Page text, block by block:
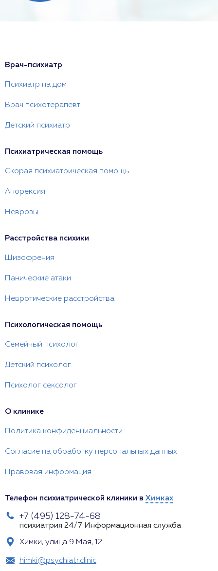
Врач-психиатр
Психиатр на дом
Врач психотерапевт
Детский психиатр
Психиатрическая помощь
Скорая психиатрическая помощь
Анорексия
Неврозы
Расстройства психики
Шизофрения
Панические атаки
Невротические расстройства
Психологическая помощь
Семейный психолог
Детский психолог
Психолог сексолог
О клинике
Политика конфиденциальности
Согласие на обработку персональных данных
Правовая информация
Телефон психиатрической клиники в Химках
+7 (495) 128-74-68
психиатрия 24/7 Информационная служба
Химки, улица 9 Мая, 12
himki@psychiatr.clinic